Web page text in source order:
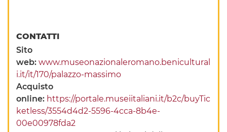
CONTATTI
Sito
web:www.museonazionaleromano.benicultural
i.it/it/170/palazzo-massimo
Acquisto
online: https://portale.museiitaliani.it/b2c/buyTic
ketless/3554d4d2-5596-4cca-8b4e-
00e00978fda2